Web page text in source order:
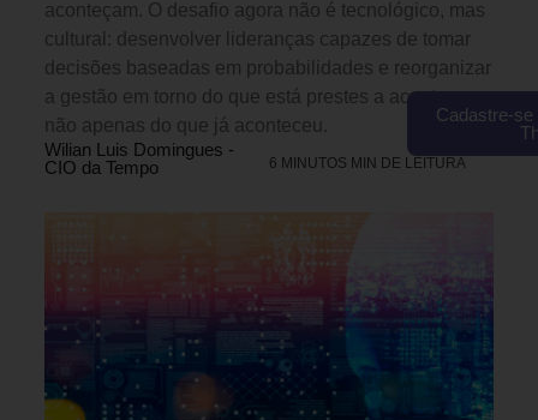
aconteçam. O desafio agora não é tecnológico, mas
cultural: desenvolver lideranças capazes de tomar
decisões baseadas em probabilidades e reorganizar
a gestão em torno do que está prestes a acontecer, e
não apenas do que já aconteceu.
Wilian Luis Domingues -
CIO da Tempo
6 MINUTOS MIN DE LEITURA
Cadastre-